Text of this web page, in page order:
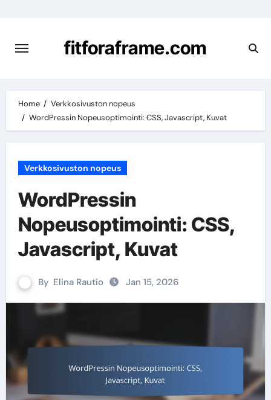
content
fitforaframe.com
Home
Verkkosivuston nopeus
WordPressin Nopeusoptimointi: CSS, Javascript, Kuvat
Verkkosivuston nopeus
WordPressin
Nopeusoptimointi: CSS,
Javascript, Kuvat
By Elina Rautio Jan 15, 2026